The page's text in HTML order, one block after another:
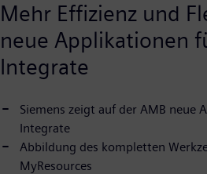
Mehr Effizienz und
neue Applikationen
Integrate
Siemens zeigt auf der AMB neue
Integrate
Abbildung des kompletten
MyResources